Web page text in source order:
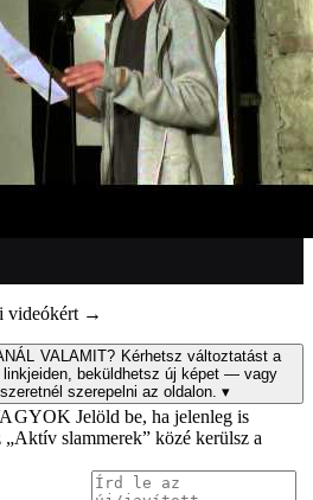
videókért →
VALAMIT? Kérhetsz változtatást a
beküldhetsz új képet — vagy
szerepelni az oldalon. ▾
Jelöld be, ha jelenleg is
slammerek” közé kerülsz a